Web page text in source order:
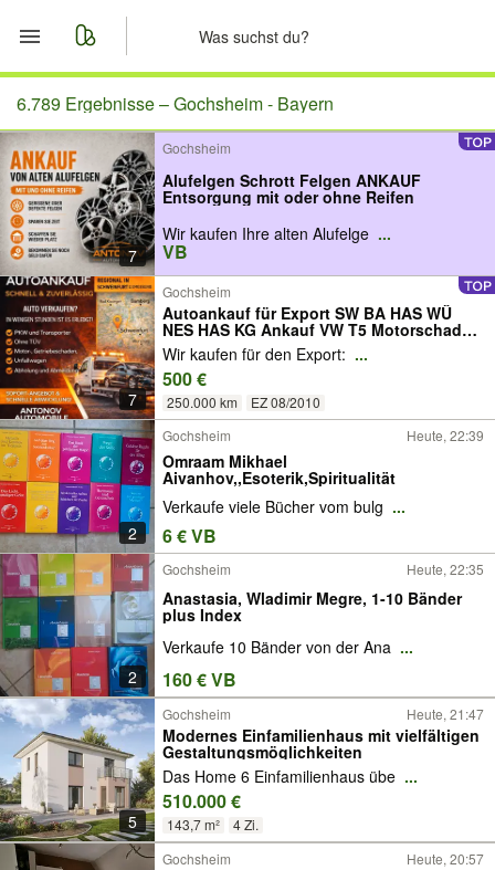
Start
Merkliste
Nachrichten
Anzeige aufgeben
6.789 Ergebnisse –Gochsheim - Bayern
7
Gochsheim
Alufelgen Schrott Felgen ANKAUF
Entsorgung mit oder ohne Reifen
Wir kaufen Ihre alten Alufelge ...
VB
7
Gochsheim
Autoankauf für Export SW BA HAS WÜ
NES HAS KG Ankauf VW T5 Motorschaden
Unfall Transporter Busse Getriebeschaden
Export Ohne Tüv
Wir kaufen für den Export: ...
500 €
250.000 km EZ 08/2010
2
Gochsheim Heute, 22:39
Omraam Mikhael
Aivanhov,,Esoterik,Spiritualität
Verkaufe viele Bücher vom bulg ...
6 € VB
2
Gochsheim Heute, 22:35
Anastasia, Wladimir Megre, 1-10 Bänder
plus Index
Verkaufe 10 Bänder von der Ana ...
160 € VB
5
Gochsheim Heute, 21:47
Modernes Einfamilienhaus mit vielfältigen
Gestaltungsmöglichkeiten
Das Home 6 Einfamilienhaus übe ...
510.000 €
143,7 m² 4 Zi.
Gochsheim Heute, 20:57